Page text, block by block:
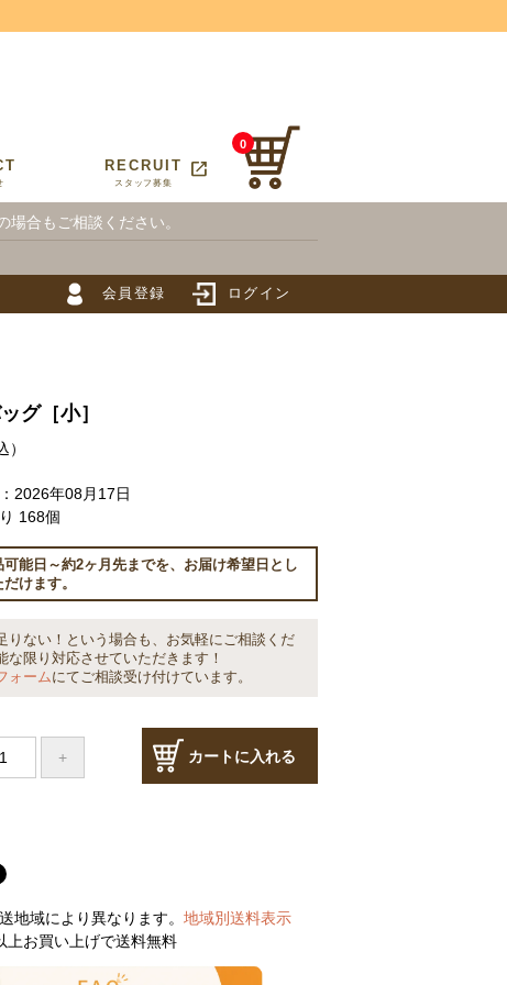
RECRUIT
スタッフ募集
open_in_new
0
合もご相談ください。
会員登録 ログイン
グ［小］
）
2026年08月17日
168個
能日～約2ヶ月先までを、お届け希望日とし
けます。
りない！という場合も、お気軽にご相談くだ
な限り対応させていただきます！
ォームにてご相談受け付けています。
カートに入れる
地域により異なります。 地域別送料表示
お買い上げで送料無料